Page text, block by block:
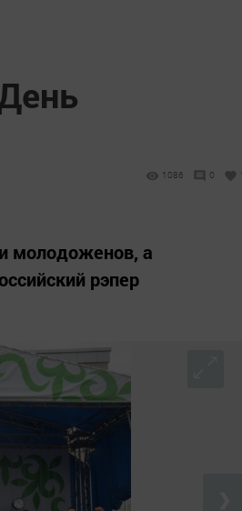
1086 0
молодоженов, а
рэпер